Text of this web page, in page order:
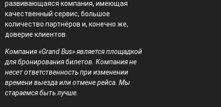
развивающаяся компания, имеющая
качественный сервис, большое
количество партнёров и, конечно же,
доверие клиентов.
Компания «Grand Bus» является площадкой
для бронирования билетов. Компания не
несет ответственность при изменении
времени выезда или отмене рейса. Мы
стараемся быть лучше.